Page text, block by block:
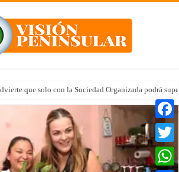
que solo con la Sociedad Organizada podrá
Twitter